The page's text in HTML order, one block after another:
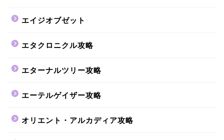
エイジオブゼット
エタクロニクル攻略
エターナルツリー攻略
エーテルゲイザー攻略
オリエント・アルカディア攻略